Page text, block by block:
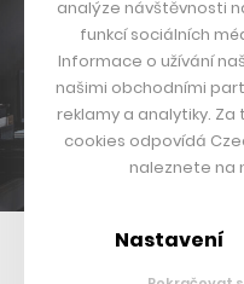
analýze návštěvnosti
funkcí sociálních
Informace o užívání
našimi obchodními
reklamy a analytiky.
cookies odpovídá
naleznete na
Nastavení